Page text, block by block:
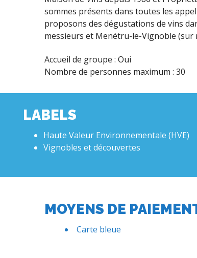
sommes présents dans toutes les
proposons des dégustations de vins
messieurs et Menétru-le-Vignoble (sur
Accueil de groupe : Oui
Nombre de personnes maximum : 30
LABELS
Haute Valeur Environnementale (HVE)
Vignobles et découvertes
MOYENS DE
Carte bleue